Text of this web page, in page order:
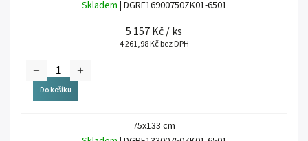
Skladem | DGRE16900750ZK01-6501
5 157 Kč/ ks
4 261,98 Kč bez DPH
Do košíku
75x133 cm